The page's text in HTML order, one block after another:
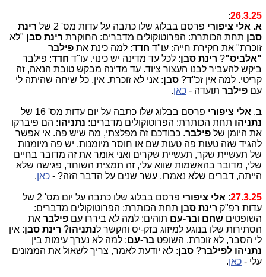
26.3.25
:
א. אלי ציפורי פרסם בבלוג שלו כתבה על עדות מס' 2 של
רינת
סבן תחת הכותרת: הפרוטוקולים מדברים: החוקרת רינת סבן "לא
זוכרת" את חקירת חייה: עו"ד חדד: למה כינת את פילבר
"אלביס"? רינת סבן: לכל עד מדינה יש כינוי. עו"ד חדד: פילבר
ביקש להעביר לבנו העצור ציוד. עד מדינה מבקש טובת הנאה, זה
קריטי. למה אין זכ"ד? סבן: אני לא זוכרת. אין, כל שיחה שהיתה לי
עם פילבר תועדה - כאן.
ב. אלי ציפורי פרסם בבלוג שלו כתבה על יום עדות מס' 16 של
נתניהו תחת הכותרת: הפרוטוקולים מדברים: נתניהו: הם פיברקו
את היומן של פילבר. כבודכם זה מפלצתי, מה שיש פה. אי אפשר
להגיד שזה טעות פה טעות שם או חוסר מיומנות. יש פה מיומנות
של תעשיית שקר, תעשיית שקרים ואני אומר את זה מדובר בחיים
שלי, מדובר בהאשמות שווא עלי, זה תמצית השוחד, פגישה שלא
הייתה, דברים שלא נאמרו. עשר שנים על הדבר הזה? - כאן.
27.3.25
: אלי ציפורי
פרסם בבלוג שלו כתבה על יום מס' 2 של
עדות רפ"ק רינת סבן תחת הכותרת: הפרוטוקולים מדברים:
השופטים שחם ובר-עם תוהים: למה לא ביררו עם פילבר את
הסתירות שלו בנוגע למיזוג בזק-יס והקשר לנתניהו? רינת סבן: אין
לי הסבר, לא זוכרת. השופט בר-עם: למה לא נערך עימות בין
נתניהו לפילבר? סבן: לא יודעת לאמר, צריך לשאול את הממונים
עלי - כאן.